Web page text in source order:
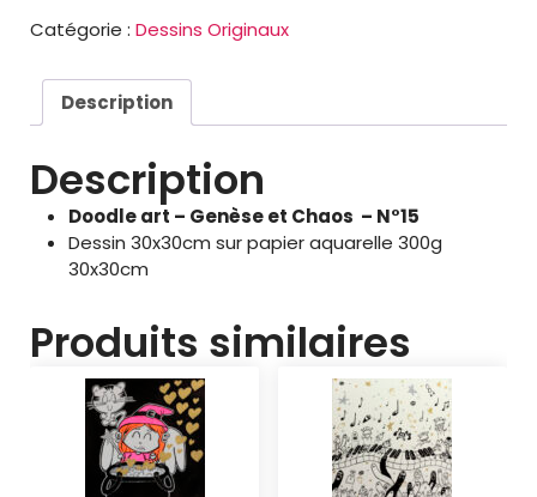
-
Chaos
N°15
Catégorie : Dessins Originaux
Description
Description
Doodle art – Genèse et Chaos – N°15
Dessin 30x30cm sur papier aquarelle 300g
30x30cm
Produits similaires